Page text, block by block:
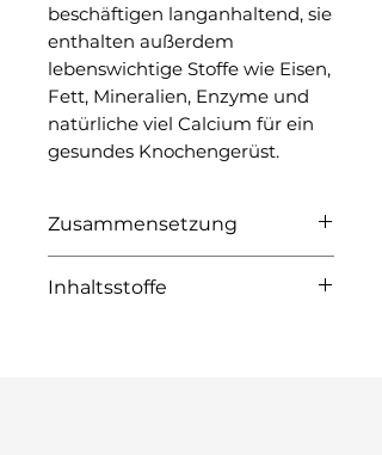
beschäftigen langanhaltend, sie
enthalten außerdem
lebenswichtige Stoffe wie Eisen,
Fett, Mineralien, Enzyme und
natürliche viel Calcium für ein
gesundes Knochengerüst.
Zusammensetzung
(Monoprotein), ohne Zusatz
Inhaltsstoffe